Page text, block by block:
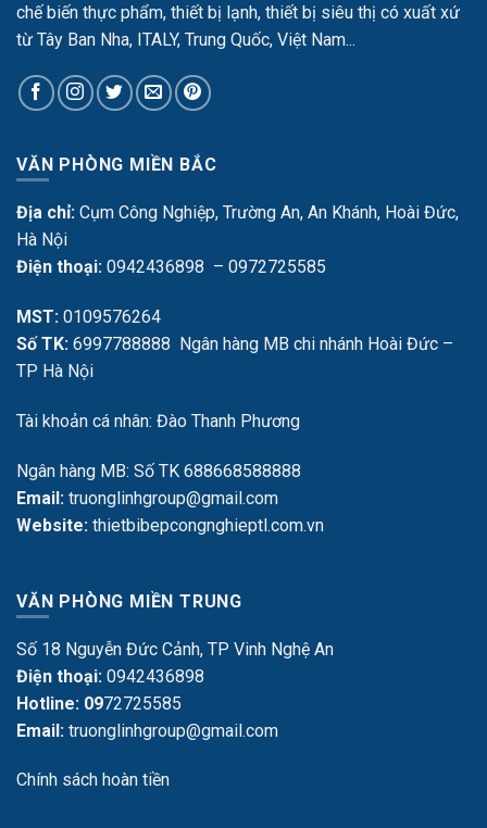
chế biến thực phẩm, thiết bị lạnh, thiết bị siêu thị có xuất xứ
từ Tây Ban Nha, ITALY, Trung Quốc, Việt Nam...
VĂN PHÒNG MIỀN BẮC
Địa chỉ: Cụm Công Nghiệp, Trường An, An Khánh, Hoài Đức,
Hà Nội
Điện thoại: 0942436898 – 0972725585
MST: 0109576264
Số TK: 6997788888 Ngân hàng MB chi nhánh Hoài Đức –
TP Hà Nội
Tài khoản cá nhân: Đào Thanh Phương
Ngân hàng MB: Số TK 688668588888
Email: truonglinhgroup@gmail.com
Website: thietbibepcongnghieptl.com.vn
VĂN PHÒNG MIỀN TRUNG
Số 18 Nguyễn Đức Cảnh, TP Vinh Nghệ An
Điện thoại: 0942436898
Hotline: 0972725585
Email: truonglinhgroup@gmail.com
Chính sách hoàn tiền